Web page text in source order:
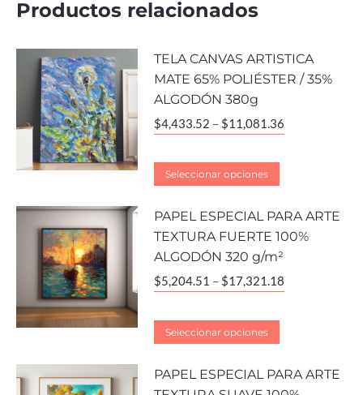
Productos relacionados
TELA CANVAS ARTISTICA
MATE 65% POLIÉSTER / 35%
ALGODÓN 380g
$4,433.52 – $11,081.36
Seleccionar opciones
PAPEL ESPECIAL PARA ARTE
TEXTURA FUERTE 100%
ALGODÓN 320 g/m²
$5,204.51 – $17,321.18
Seleccionar opciones
PAPEL ESPECIAL PARA ARTE